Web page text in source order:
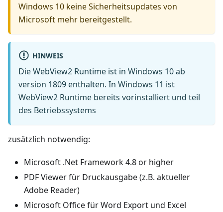
Windows 10 keine Sicherheitsupdates von
Microsoft mehr bereitgestellt.
HINWEIS
Die WebView2 Runtime ist in Windows 10 ab
version 1809 enthalten. In Windows 11 ist
WebView2 Runtime bereits vorinstalliert und teil
des Betriebssystems
zusätzlich notwendig:
Microsoft .Net Framework 4.8 or higher
PDF Viewer für Druckausgabe (z.B. aktueller
Adobe Reader)
Microsoft Office für Word Export und Excel